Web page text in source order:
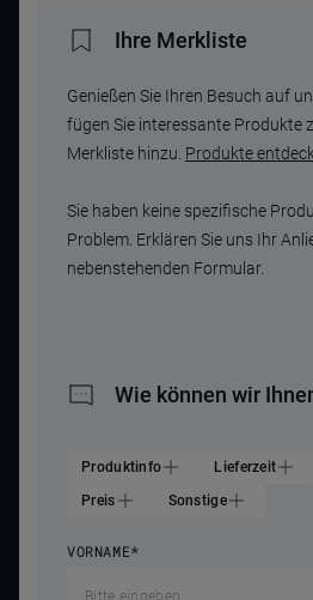
Ihre Merkliste
Genießen Sie Ihren Besuch auf
fügen Sie interessante Produkte
Merkliste hinzu. Produkte
Sie haben keine spezifische
Problem. Erklären Sie uns Ihr
nebenstehenden Formular.
Wie können wir
Produktinfo Lieferzeit
Preis
Sonstige
VORNAME*